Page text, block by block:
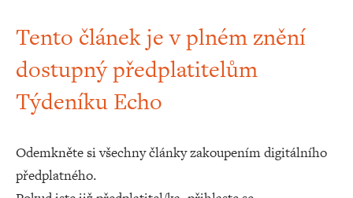
Tento článek je v plném znění
dostupný předplatitelům
Týdeníku Echo
Odemkněte si všechny články zakoupením digitálního
předplatného.